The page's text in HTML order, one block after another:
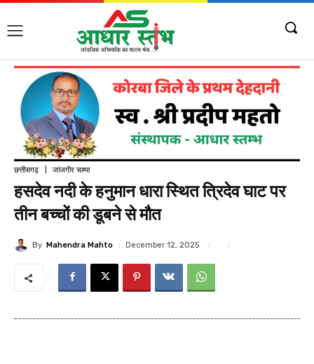
छत्तीसगढ़ जांजगीर चाम्पा
हसदेव नदी के हनुमान धारा स्थित त्रिदेव घाट पर
तीन बच्चों की डूबने से मौत
By Mahendra Mahto December 12, 2025